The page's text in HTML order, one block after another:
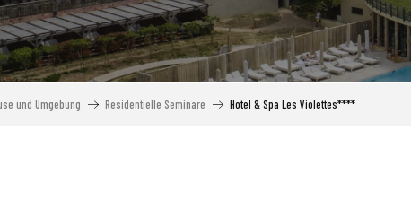
und Umgebung Residentielle Seminare Hotel & Spa Les Violettes****